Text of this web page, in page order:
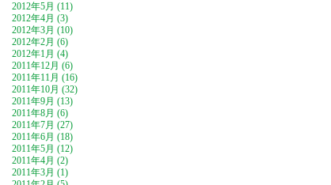
2012年5月 (11)
2012年4月 (3)
2012年3月 (10)
2012年2月 (6)
2012年1月 (4)
2011年12月 (6)
2011年11月 (16)
2011年10月 (32)
2011年9月 (13)
2011年8月 (6)
2011年7月 (27)
2011年6月 (18)
2011年5月 (12)
2011年4月 (2)
2011年3月 (1)